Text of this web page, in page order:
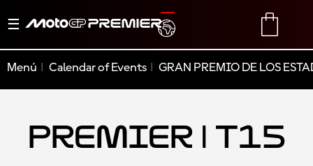
Alternar
TRANSLATE
Menú Calendar of Events GRAN PREMIO DE LOS
Premier | T15